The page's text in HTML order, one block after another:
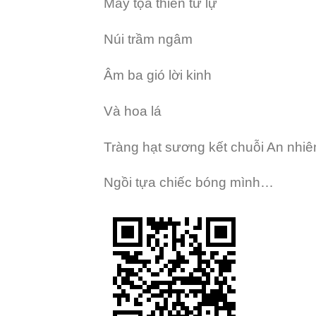
Mây tọa thiền tư lự
Núi trầm ngâm
Âm ba gió lời kinh
Và hoa lá
Tràng hạt sương kết chuỗi An
Ngồi tựa chiếc bóng mình…